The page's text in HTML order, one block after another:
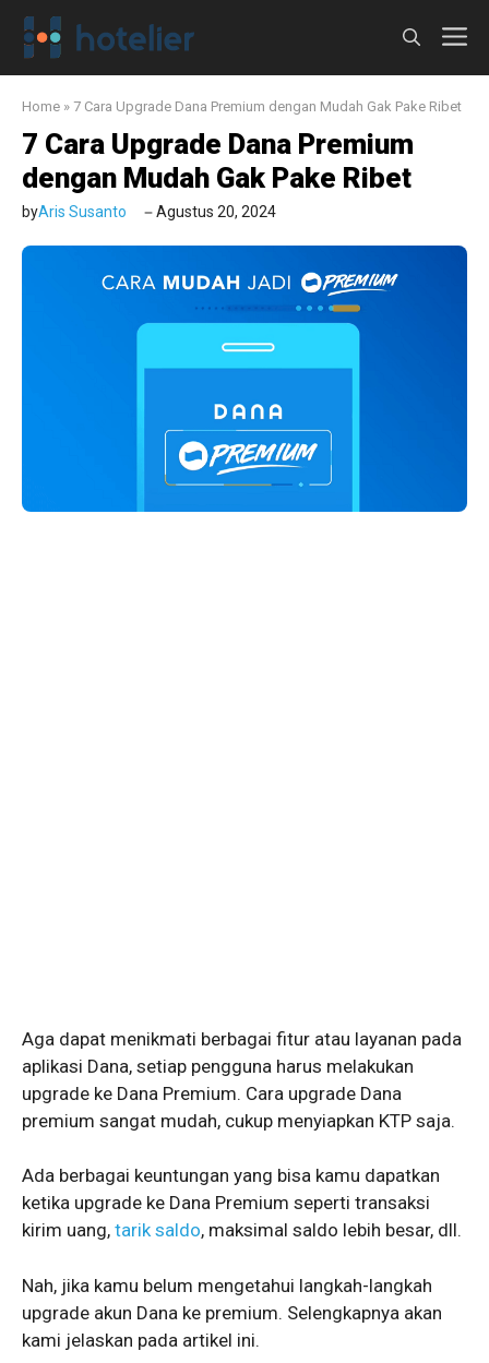
Langsung
Home » 7 Cara Upgrade Dana Premium dengan Mudah Gak Pake Ribet
7 Cara Upgrade Dana Premium
dengan Mudah Gak Pake Ribet
byAris Susanto Agustus 20, 2024
Aga dapat menikmati berbagai fitur atau layanan pada
aplikasi Dana, setiap pengguna harus melakukan
upgrade ke Dana Premium. Cara upgrade Dana
premium sangat mudah, cukup menyiapkan KTP saja.
Ada berbagai keuntungan yang bisa kamu dapatkan
ketika upgrade ke Dana Premium seperti transaksi
kirim uang, tarik saldo, maksimal saldo lebih besar, dll.
Nah, jika kamu belum mengetahui langkah-langkah
upgrade akun Dana ke premium. Selengkapnya akan
kami jelaskan pada artikel ini.